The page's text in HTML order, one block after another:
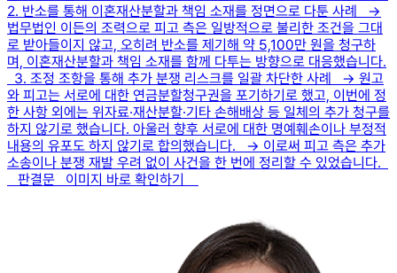
2. 반소를 통해 이혼재산분할과 책임 소재를 정면으로 다툰 사례 →
법무법인 이든의 조력으로 피고 측은 일방적으로 불리한 조건을 그대
로 받아들이지 않고, 오히려 반소를 제기해 약 5,100만 원을 청구하
며, 이혼재산분할과 책임 소재를 함께 다투는 방향으로 대응했습니다.
3. 조정 조항을 통해 추가 분쟁 리스크를 일괄 차단한 사례 → 원고
와 피고는 서로에 대한 연금분할청구권을 포기하기로 했고, 이번에 정
한 사항 외에는 위자료·재산분할·기타 손해배상 등 일체의 추가 청구를
하지 않기로 했습니다. 아울러 향후 서로에 대한 명예훼손이나 부정적
내용의 유포도 하지 않기로 합의했습니다. → 이로써 피고 측은 추가
소송이나 분쟁 재발 우려 없이 사건을 한 번에 정리할 수 있었습니다.
판결문 이미지 바로 확인하기